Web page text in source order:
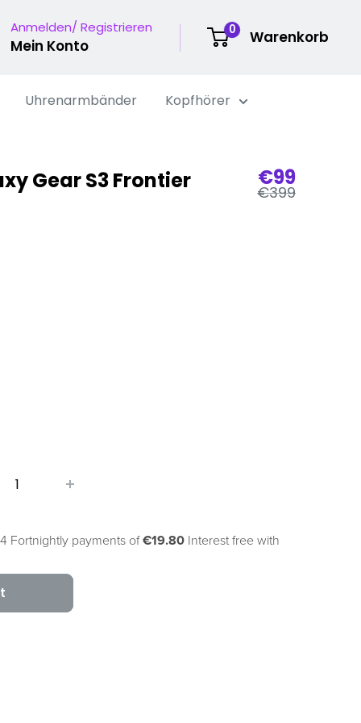
Anmelden/ Registrieren
Mein Konto
0 Warenkorb
Uhrenarmbänder Kopfhörer
Gear S3 Frontier €99
Regulärer
€399
Fortnightly payments of€19.80 Interest free with